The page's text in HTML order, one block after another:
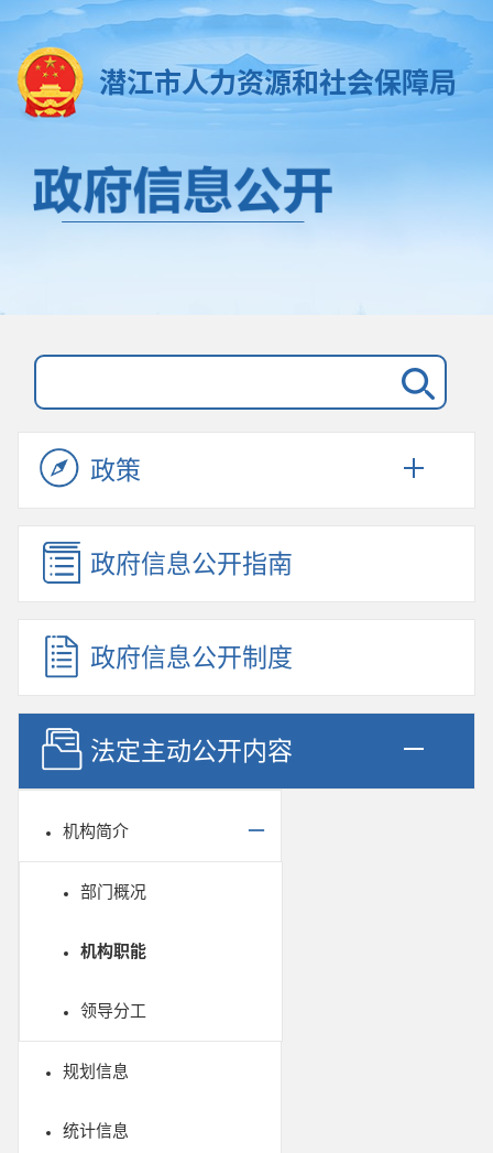
潜江市人力资源和社会保障局
政策
政府信息公开指南
政府信息公开制度
法定主动公开内容
机构简介
部门概况
机构职能
领导分工
规划信息
统计信息